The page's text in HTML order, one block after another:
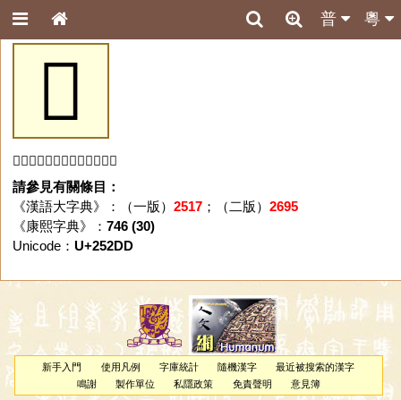
粵
普
𥋝
「𥋝」字未收錄於本資料庫。
請參見有關條目：
《漢語大字典》：（一版） 2517；（二版） 2695
《康熙字典》： 746 (30)
Unicode： U+252DD
新手入門 使用凡例 字庫統計 隨機漢字
最近被搜索的漢字
鳴謝
製作單位 私隱政策 免責聲明 意見簿